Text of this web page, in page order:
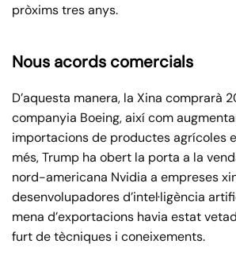
pròxims tres anys.
Nous acords comercials
D’aquesta manera, la Xina comprarà
companyia Boeing, així com
importacions de productes agrícoles
més, Trump ha obert la porta a la
nord-americana Nvidia a empreses
desenvolupadores d’intel·ligència
mena d’exportacions havia estat
furt de tècniques i coneixements.